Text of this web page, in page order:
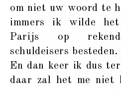
om niet uw woord te
immers ik wilde
Parijs op
schuldeisers besteden.
En dan keer ik dus
daar zal het me niet